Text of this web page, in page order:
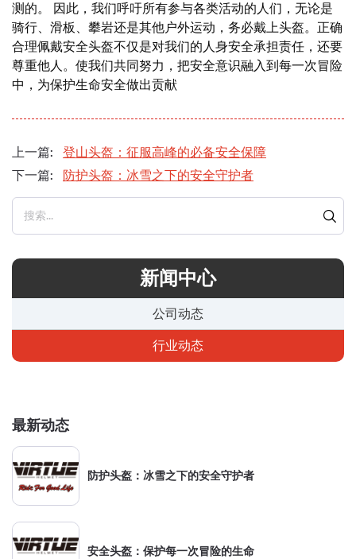
测的。 因此，我们呼吁所有参与各类活动的人们，无论是
骑行、滑板、攀岩还是其他户外运动，务必戴上头盔。正确
合理佩戴安全头盔不仅是对我们的人身安全承担责任，还要
尊重他人。使我们共同努力，把安全意识融入到每一次冒险
中，为保护生命安全做出贡献
上一篇:
登山头盔：征服高峰的必备安全保障
下一篇:
防护头盔：冰雪之下的安全守护者
搜索...
新闻中心
公司动态
行业动态
最新动态
防护头盔：冰雪之下的安全守护者
安全头盔：保护每一次冒险的生命